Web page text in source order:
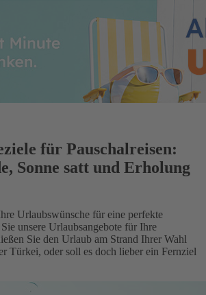
für Pauschalreisen:
Sonne satt und Erholung
Urlaubswünsche für eine perfekte
unsere Urlaubsangebote für Ihre
Sie den Urlaub am Strand Ihrer Wahl
Türkei, oder soll es doch lieber ein Fernziel